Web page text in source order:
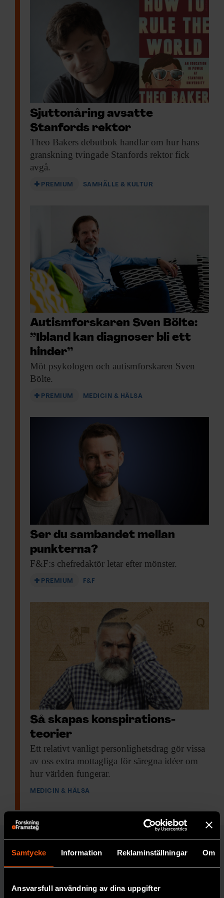
Samtycke Information Reklaminställningar Om
Ansvarsfull användning av dina uppgifter
Sjuttonåring avsatte
Stanfords rektor
Theo Bakers debutbok handlar om hur hans
granskning tvingade Stanfords rektor fick
avgå.
PREMIUM SAMHÄLLE & KULTUR
Autismforskaren Sven Bölte:
”Ibland kan diagnoser bli ett
hinder”
Möt psykologen och autismforskaren Sven
Bölte.
PREMIUM MEDICIN & HÄLSA
Ser du sambandet mellan
punkterna?
F&F:s chefredaktör letar efter mönster.
PREMIUM F&F
Så skapas konspirations­
teorier
Ett relativt vanligt personlighetsdrag gör vissa
av oss extra mottagliga för säregna idéer om
hur världen fungerar.
MEDICIN & HÄLSA
MEDICIN & HÄLSA
R Johan Jendle